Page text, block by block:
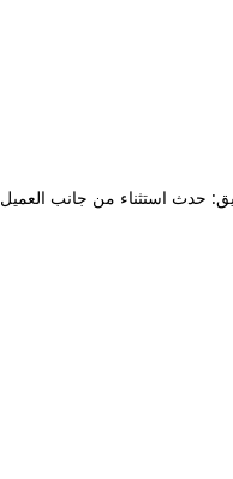
حدث استثناء من جانب العميل